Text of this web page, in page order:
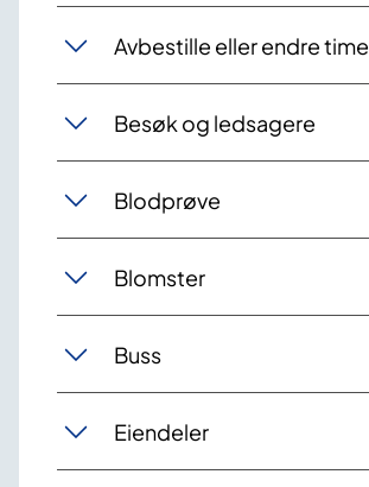
Avbestille eller endre time
Besøk og ledsagere
Blodprøve
Blomster
Buss
Eiendeler